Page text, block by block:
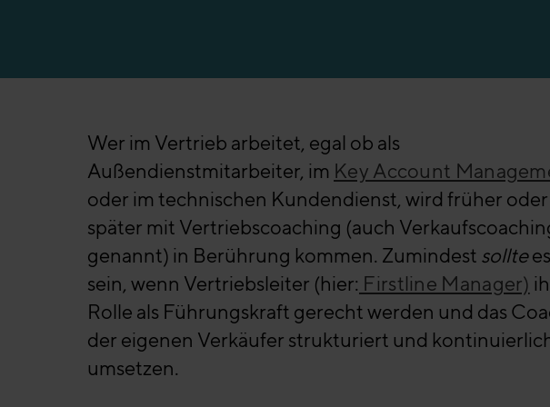
Wer im Vertrieb arbeitet, egal ob als
Außendienstmitarbeiter, im Key Account
oder im technischen Kundendienst, wird früher oder
später mit Vertriebscoaching (auch
genannt) in Berührung kommen. Zumindest sollte
sein, wenn Vertriebsleiter (hier: Firstline Manager)
Rolle als Führungskraft gerecht werden und das
der eigenen Verkäufer strukturiert und
umsetzen.